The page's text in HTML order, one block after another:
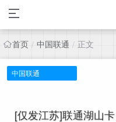
首页 / 中国联通 / 正文
中国联通
[仅发江苏]联通湖山